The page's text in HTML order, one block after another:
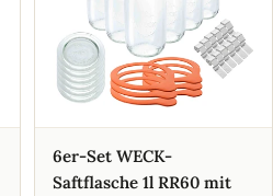
6er-Set WECK-
Saftflasche 1l RR60 mit